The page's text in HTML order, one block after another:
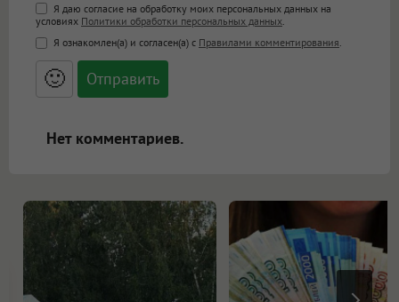
Поддержка HTML
<b>, <strong>, <u>, <i>, <em>, <s>, <big>,
<small>, <sup>, <sub>, <pre>, <ul>, <ol>, <li>,
<blockquote>, <code> экранирует HTML,
адреса URL автоматически становятся
ссылками, и [img]адрес[/img] будет
Я даю согласие на обработку моих персональных данных на
условиях Политики обработки персональных данных.
Я ознакомлен(а) и согласен(а) с Правилами комментирования.
🙂
Нет комментариев.